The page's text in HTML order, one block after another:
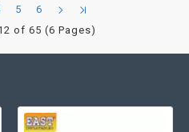
5
6
of 65 (6 Pages)